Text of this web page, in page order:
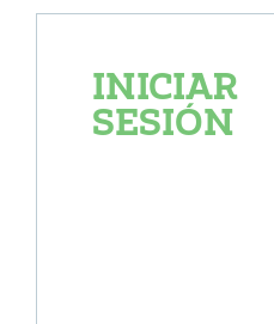
INICIAR
SESIÓN